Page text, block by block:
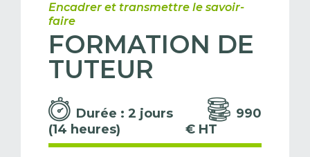
Encadrer et transmettre le savoir-
faire
FORMATION DE
TUTEUR
Durée : 2 jours
(14 heures)
990
€ HT